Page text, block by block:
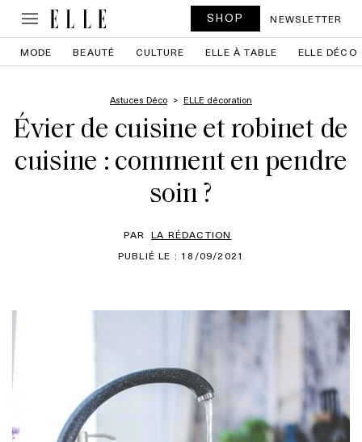
SHOP NEWSLETTER
MODE BEAUTÉ CULTURE ELLE À TABLE ELLE DÉCO
Astuces Déco ELLE décoration
Évier de cuisine et robinet de
cuisine : comment en pendre
soin ?
PAR LA RÉDACTION
PUBLIÉ LE : 18/09/2021